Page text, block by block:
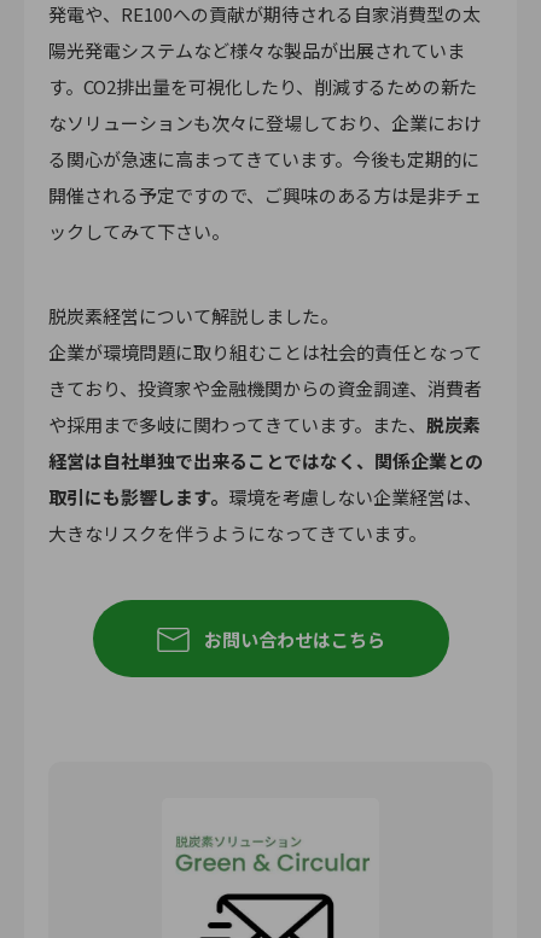
発電や、RE100への貢献が期待される自家消費型の太
陽光発電システムなど様々な製品が出展されていま
す。CO2排出量を可視化したり、削減するための新た
なソリューションも次々に登場しており、企業におけ
る関心が急速に高まってきています。今後も定期的に
開催される予定ですので、ご興味のある方は是非チェ
ックしてみて下さい。
脱炭素経営について解説しました。
企業が環境問題に取り組むことは社会的責任となって
きており、投資家や金融機関からの資金調達、消費者
や採用まで多岐に関わってきています。また、 脱炭素
経営は自社単独で出来ることではなく、関係企業との
取引にも影響します。 環境を考慮しない企業経営は、
大きなリスクを伴うようになってきています。
お問い合わせはこちら